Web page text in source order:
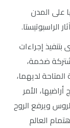
على المدن
الراسبوتيستا.
بتنفيذ إجراءات
ضخمة،
لديهما،
الأمر
ويرفع الروح
العالم